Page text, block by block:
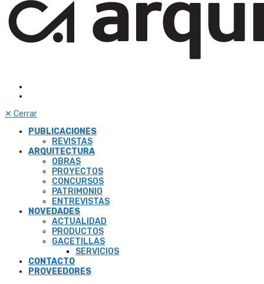
✕ Cerrar
PUBLICACIONES
REVISTAS
ARQUITECTURA
OBRAS
PROYECTOS
CONCURSOS
PATRIMONIO
ENTREVISTAS
NOVEDADES
ACTUALIDAD
PRODUCTOS
GACETILLAS
SERVICIOS
CONTACTO
PROVEEDORES